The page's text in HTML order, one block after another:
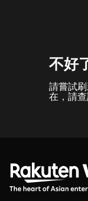
不好
請嘗試
在，請